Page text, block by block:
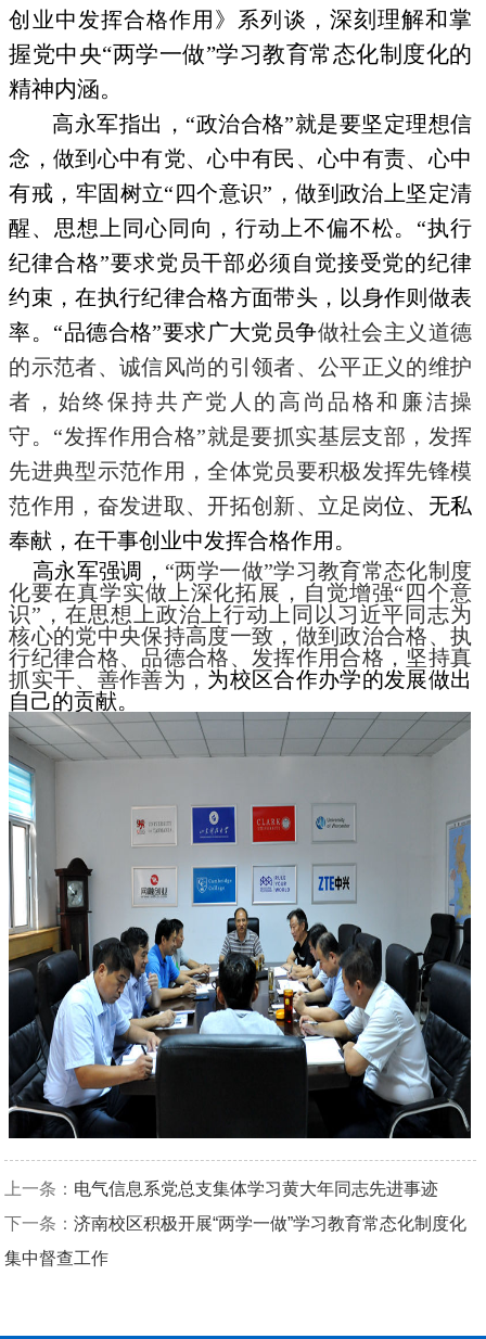
创业中发挥合格作用》系列谈， 深刻理解和掌
握党中央“两学一做”学习教育常态化制度化的
精神内涵。
高永军指出，“政治合格”就是要坚定理想信
念，做到心中有党、心中有民、心中有责、心中
有戒，牢固树立“ 四个意识” ，做到政治上坚定清
醒、思想上同心同向，行动上不偏不松。“执行
纪律合格”要求党员干部必须自觉接受党的纪律
约束，在执行纪律合格方面带头，以身作则做表
率。 “品德合格”要求广大党员争做社会主义道德
的示范者、诚信风尚的引领者、公平正义的维护
者，始终保持共产党人的高尚品格和廉洁操
守。“发挥作用合格”就是要抓实基层支部，发挥
先进典型示范作用，全体党员要积极发挥先锋模
范作用，奋发进取、开拓创新、立足岗位、无私
奉献，在干事创业中发挥合格作用。
高永军强调， “两学一做”学习教育常态化制度
化要在真学实做上深化拓展，自觉增强“ 四个意
识” ，在思想上政治上行动上同以习近平同志为
核心的党中央保持高度一致，做到政治合格、执
行纪律合格、品德合格、发挥作用合格，坚持真
抓实干、善作善为， 为校区合作办学的发展做出
自己的贡献。
上一条： 电气信息系党总支集体学习黄大年同志先进事迹
下一条：济南校区积极开展“两学一做”学习教育常态化制度化
集中督查工作